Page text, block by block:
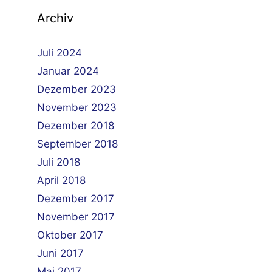
Archiv
Juli 2024
Januar 2024
Dezember 2023
November 2023
Dezember 2018
September 2018
Juli 2018
April 2018
Dezember 2017
November 2017
Oktober 2017
Juni 2017